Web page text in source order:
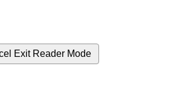
Exit Reader Mode